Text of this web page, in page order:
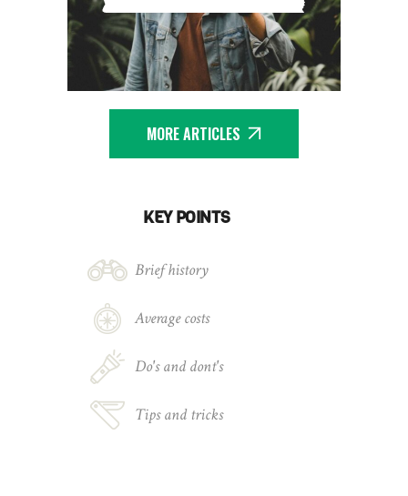
MORE ARTICLES
KEY POINTS
Brief history
Average costs
Do's and dont's
Tips and tricks